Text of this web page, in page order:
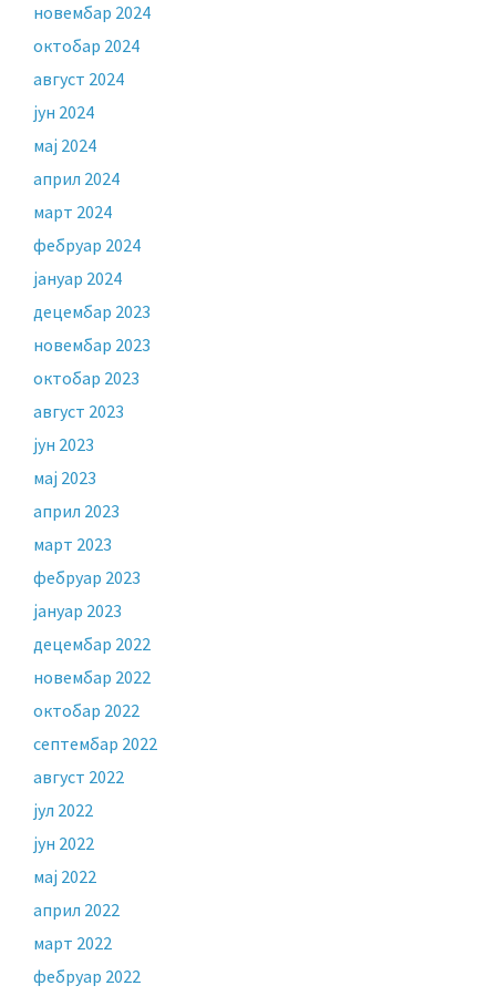
новембар 2024
октобар 2024
август 2024
јун 2024
мај 2024
април 2024
март 2024
фебруар 2024
јануар 2024
децембар 2023
новембар 2023
октобар 2023
август 2023
јун 2023
мај 2023
април 2023
март 2023
фебруар 2023
јануар 2023
децембар 2022
новембар 2022
октобар 2022
септембар 2022
август 2022
јул 2022
јун 2022
мај 2022
април 2022
март 2022
фебруар 2022